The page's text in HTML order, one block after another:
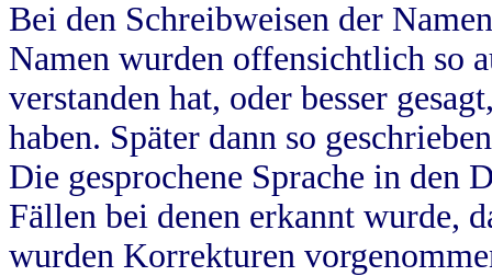
Bei den Schreibweisen der
Namen wurden offensichtlich so
verstanden hat, oder besser
haben. Später dann so
Die gesprochene Sprache in
Fällen bei denen erkannt wurde,
wurden Korrekturen